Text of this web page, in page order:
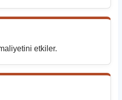
etkiler.